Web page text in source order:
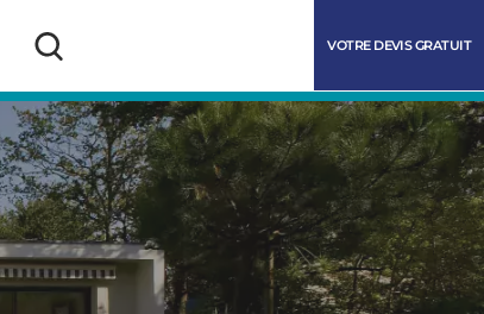
Rechercher
VOTRE DEVIS GRATUIT